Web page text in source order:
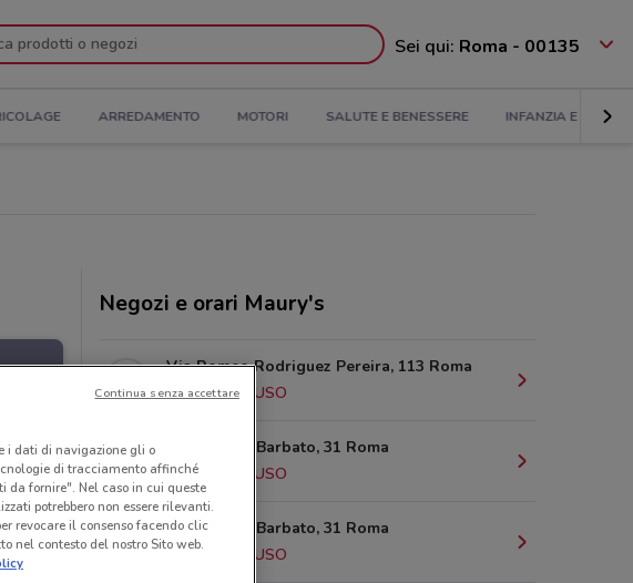
Sei qui: Roma - 00135
ARREDAMENTO MOTORI SALUTE E BENESSERE INFANZIA E GIOCHI
Negozi e orari Maury's
Via Romeo Rodriguez Pereira, 113 Roma
2.4 km
CHIUSO
Via Andrea Barbato, 31 Roma
4.5 km
CHIUSO
Via Andrea Barbato, 31 Roma
4.5 km
CHIUSO
i dati di navigazione gli o
di tracciamento affinché
da fornire". Nel caso in cui queste
potrebbero non essere rilevanti.
revocare il consenso facendo clic
nel contesto del nostro Sito web.
Continua senza accettare